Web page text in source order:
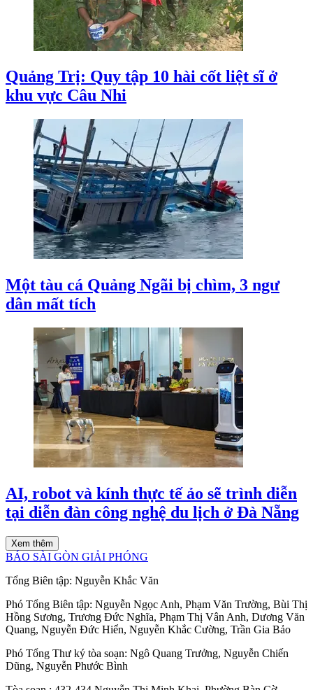
Quảng Trị: Quy tập 10 hài cốt liệt sĩ ở
khu vực Câu Nhi
Một tàu cá Quảng Ngãi bị chìm, 3 ngư
dân mất tích
AI, robot và kính thực tế ảo sẽ trình diễn
tại diễn đàn công nghệ du lịch ở Đà Nẵng
Xem thêm
BÁO SÀI GÒN GIẢI PHÓNG
Tổng Biên tập: Nguyễn Khắc Văn
Phó Tổng Biên tập: Nguyễn Ngọc Anh, Phạm Văn Trường, Bùi Thị
Hồng Sương, Trương Đức Nghĩa, Phạm Thị Vân Anh, Dương Văn
Quang, Nguyễn Đức Hiển, Nguyễn Khắc Cường, Trần Gia Bảo
Phó Tổng Thư ký tòa soạn: Ngô Quang Trưởng, Nguyễn Chiến
Dũng, Nguyễn Phước Bình